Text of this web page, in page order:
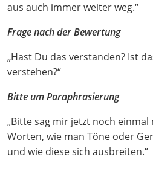
aus auch immer weiter weg.“
Frage nach der Bewertung
„Hast Du das verstanden? Ist
verstehen?“
Bitte um Paraphrasierung
„Bitte sag mir jetzt noch
Worten, wie man Töne oder
und wie diese sich ausbreiten.“